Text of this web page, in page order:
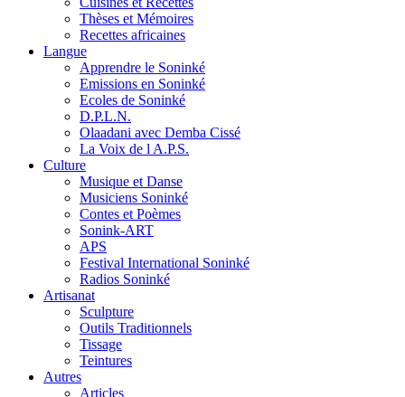
Thèses et Mémoires
Recettes africaines
Langue
Apprendre le Soninké
Emissions en Soninké
Ecoles de Soninké
D.P.L.N.
Olaadani avec Demba Cissé
La Voix de l A.P.S.
Culture
Musique et Danse
Musiciens Soninké
Contes et Poèmes
Sonink-ART
APS
Festival International Soninké
Radios Soninké
Artisanat
Sculpture
Outils Traditionnels
Tissage
Teintures
Autres
Articles